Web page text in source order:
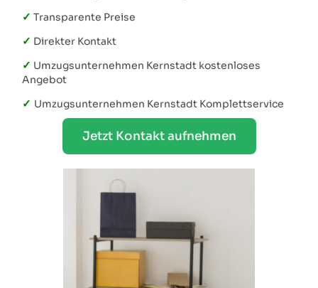
✓Transparente Preise
✓ Direkter Kontakt
✓ Umzugsunternehmen Kernstadt kostenloses
Angebot
✓ Umzugsunternehmen Kernstadt Komplettservice
Jetzt Kontakt aufnehmen